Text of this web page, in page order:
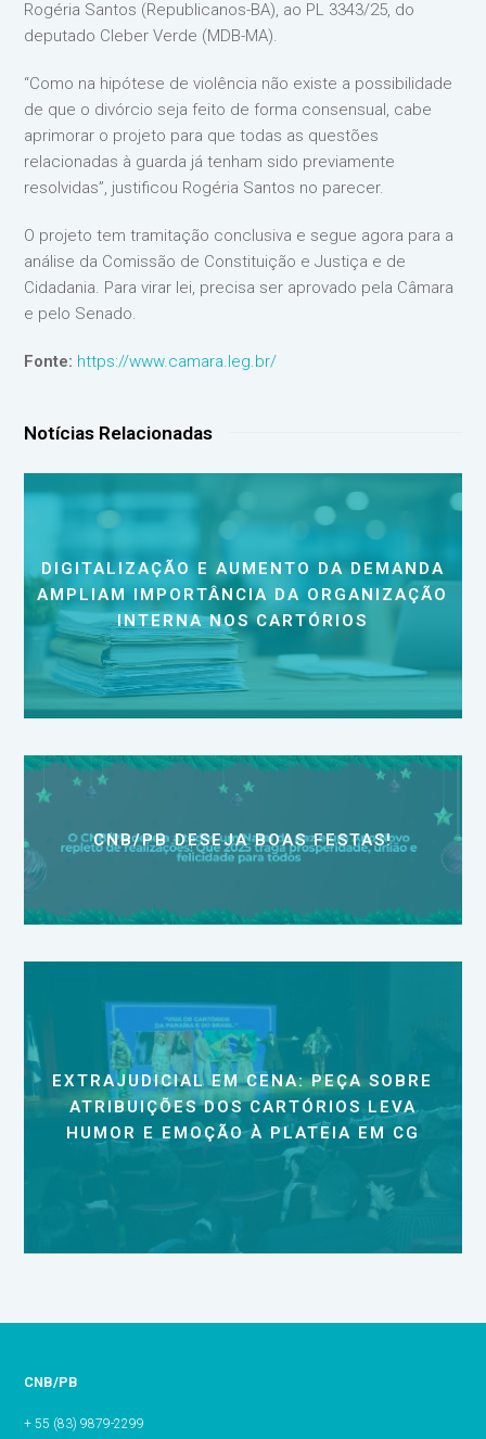
Rogéria Santos (Republicanos-BA), ao PL 3343/25, do
deputado Cleber Verde (MDB-MA).
“Como na hipótese de violência não existe a possibilidade
de que o divórcio seja feito de forma consensual, cabe
aprimorar o projeto para que todas as questões
relacionadas à guarda já tenham sido previamente
resolvidas”, justificou Rogéria Santos no parecer.
O projeto tem tramitação conclusiva e segue agora para a
análise da Comissão de Constituição e Justiça e de
Cidadania. Para virar lei, precisa ser aprovado pela Câmara
e pelo Senado.
Fonte: https://www.camara.leg.br/
Notícias Relacionadas
DIGITALIZAÇÃO E AUMENTO DA DEMANDA
AMPLIAM IMPORTÂNCIA DA ORGANIZAÇÃO
INTERNA NOS CARTÓRIOS
CNB/PB DESEJA BOAS FESTAS!
EXTRAJUDICIAL EM CENA: PEÇA SOBRE
ATRIBUIÇÕES DOS CARTÓRIOS LEVA
HUMOR E EMOÇÃO À PLATEIA EM CG
CNB/PB
+ 55 (83) 9879-2299